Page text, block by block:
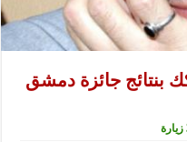
بنتائج جائزة دمشق